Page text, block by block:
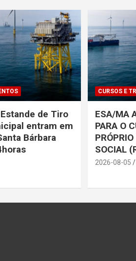
de Tiro
entram em
Bárbara
CURSOS E
ESA/MA
PARA O
SOCIAL
2026-08-05